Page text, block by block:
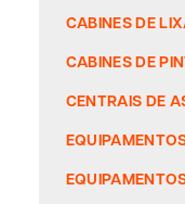
CABINES DE
CABINES DE
CENTRAIS DE